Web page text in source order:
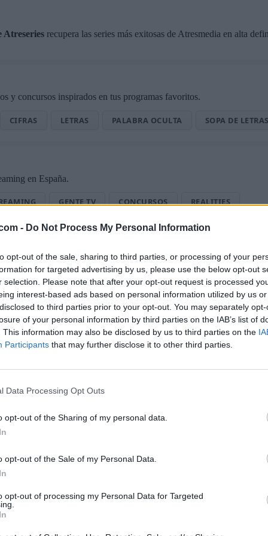
- Do Not Process My Personal Information
opt-out of the sale, sharing to third parties, or processing of your
for targeted advertising by us, please use the below opt-out
selection. Please note that after your opt-out request is processed
interest-based ads based on personal information utilized by us
to third parties prior to your opt-out. You may separately
of your personal information by third parties on the IAB’s list of
This information may also be disclosed by us to third parties on the
Participants that may further disclose it to other third parties.
Data Processing Opt Outs
opt-out of the Sharing of my personal data.
opt-out of the Sale of my Personal Data.
opt-out of processing my Personal Data for Targeted
Atreseries recupera las series más exitosas de Atresmedia en alta
y concursos inspirados en tus programas favoritos.
CIFRAS LETRAS PALABRA OCULTA SOPA DE
en España.
GENTE TV CONCURSOS REALITIES
Ver perfil
Ver perfil
en Streaming ⚽🍿🏀
streaming que te mantendrán pegado a la
pantalla. 💥 De dramas épicos a risas puras. 🏆